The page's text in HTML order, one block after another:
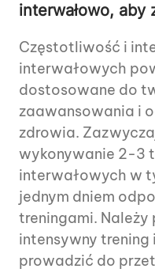
interwałowo, aby
Częstotliwość i
interwałowych
dostosowane do
zaawansowania i
zdrowia.
wykonywanie 2-3
interwałowych w
jednym dniem
treningami.
intensywny
prowadzić do